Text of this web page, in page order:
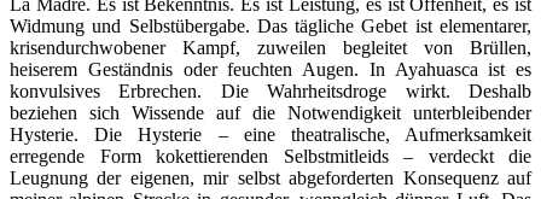
Widmung und Selbstübergabe. Das tägliche Gebet ist elementarer,
krisendurchwobener Kampf, zuweilen begleitet von Brüllen,
heiserem Geständnis oder feuchten Augen. In Ayahuasca ist es
konvulsives Erbrechen. Die Wahrheitsdroge wirkt. Deshalb
beziehen sich Wissende auf die Notwendigkeit unterbleibender
Hysterie. Die Hysterie – eine theatralische, Aufmerksamkeit
erregende Form kokettierenden Selbstmitleids – verdeckt die
Leugnung der eigenen, mir selbst abgeforderten Konsequenz auf